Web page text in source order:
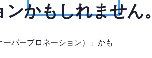
かもしれません。
バープロネーション）」かも